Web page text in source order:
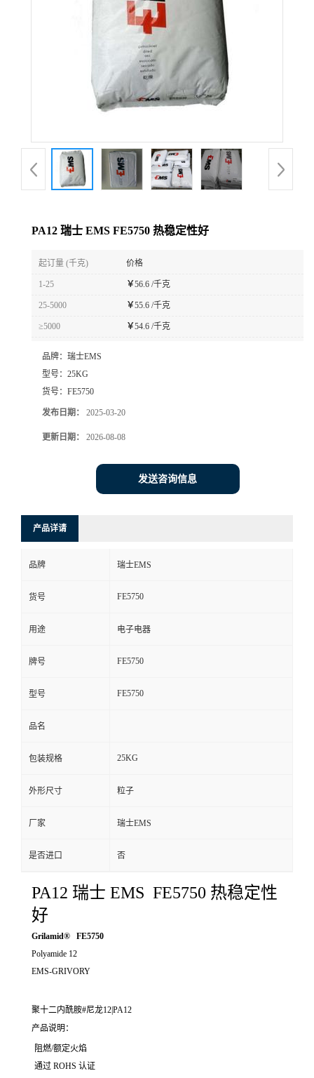
PA12 瑞士 EMS FE5750 热稳定性好
起订量 (千克) 价格
1-25 ￥56.6 /千克
25-5000 ￥55.6 /千克
≥5000 ￥54.6 /千克
品牌： 瑞士EMS
型号： 25KG
货号： FE5750
发布日期： 2025-03-20
更新日期： 2026-08-08
发送咨询信息
产品详请
品牌 瑞士EMS
货号 FE5750
用途 电子电器
牌号 FE5750
型号 FE5750
品名
包装规格 25KG
外形尺寸 粒子
厂家 瑞士EMS
是否进口 否
PA12 瑞士 EMS FE5750 热稳定性
好
Grilamid® FE5750
Polyamide 12
EMS-GRIVORY
聚十二内酰胺#尼龙12|PA12
产品说明：
阻燃/额定火焰
通过 ROHS 认证